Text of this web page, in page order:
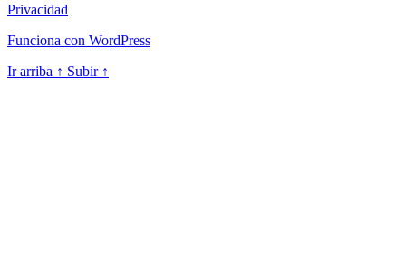
Privacidad
Funciona con WordPress
Ir arriba ↑ Subir ↑